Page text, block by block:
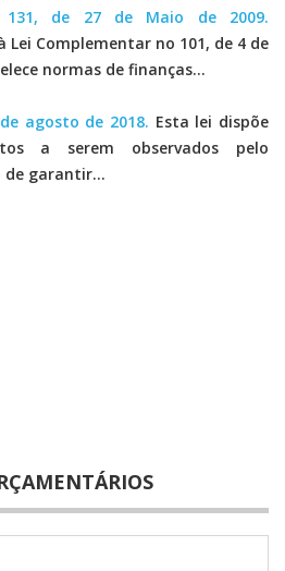
131, de 27 de Maio de 2009.
Lei Complementar no 101, de 4 de
normas de finanças...
agosto de 2018. Esta lei dispõe
a serem observados pelo
garantir...